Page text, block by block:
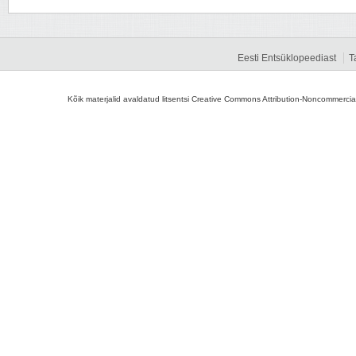
Eesti Entsüklopeediast
Kõik materjalid avaldatud litsentsi Creative Commons Attribution-